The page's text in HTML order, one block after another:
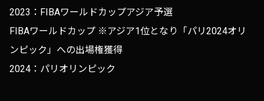
2023：FIBAワールドカップアジア予選
FIBAワールドカップ ※アジア1位となり「パリ2024オリ
ンピック」への出場権獲得
2024：パリオリンピック